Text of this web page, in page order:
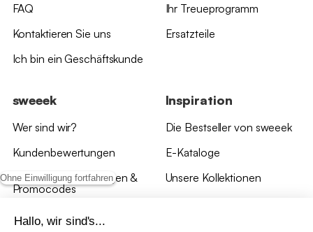
Ohne Einwilligung fortfahren
Hallo, wir sind's...
FAQ
Kontaktieren Sie uns
Ich bin ein Geschäftskunde
Ihr Treueprogramm
Ersatzteile
sweeek
Wer sind wir?
Kundenbewertungen
*Angebotsbedingungen &
Promocodes
Bewertungen von sweeek
Inspiration
Die Bestseller von sweeek
E-Kataloge
Unsere Kollektionen